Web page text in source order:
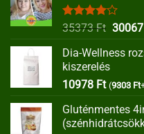
Értékelés:
35373Ft
was:
30067
Dia-Wellness
kiszerelés
10978 Ft (9303 Ft
Gluténmentes